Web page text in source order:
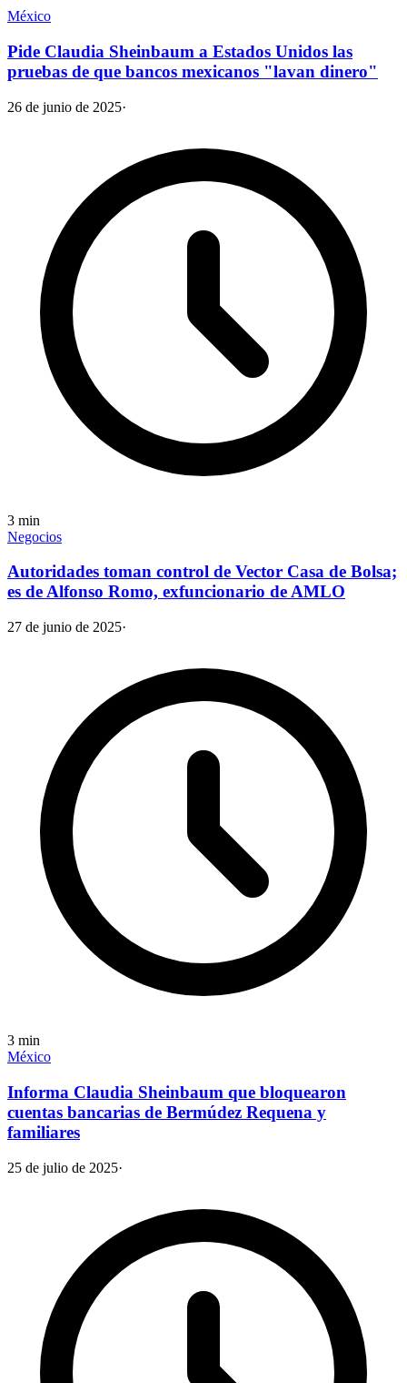
México
Pide Claudia Sheinbaum a Estados Unidos las
pruebas de que bancos mexicanos "lavan dinero"
26 de junio de 2025·
3 min
Negocios
Autoridades toman control de Vector Casa de Bolsa;
es de Alfonso Romo, exfuncionario de AMLO
27 de junio de 2025·
3 min
México
Informa Claudia Sheinbaum que bloquearon
cuentas bancarias de Bermúdez Requena y
familiares
25 de julio de 2025·